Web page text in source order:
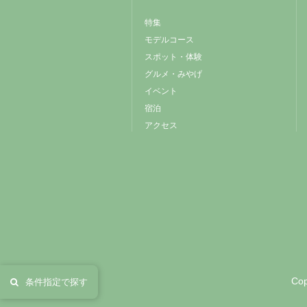
条件指定で探す
特集
モデルコース
スポット・体験
グルメ・みやげ
イベント
宿泊
アクセス